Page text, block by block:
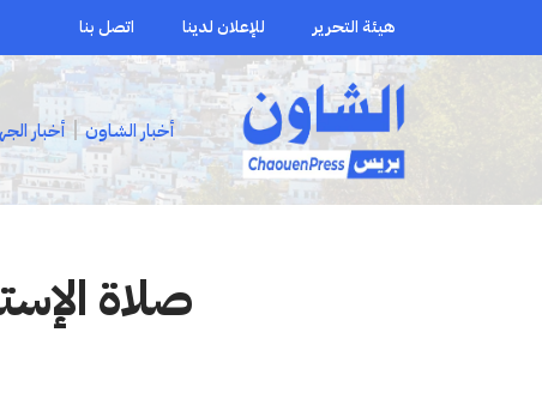
هيئة التحرير للإعلان لدينا اتصل بنا
أخبار الشاون أخبار